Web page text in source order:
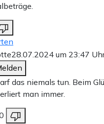
28.07.2024 um 23:47
das niemals tun. Beim
man immer.